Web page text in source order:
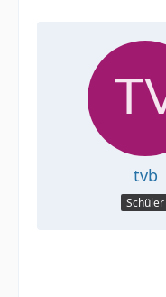
tvb
Schüler